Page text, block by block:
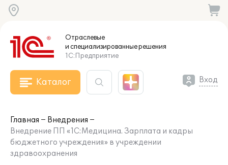
Отраслевые
и специализированныерешения
1С:Предприятие
Каталог Вход
Главная
Внедрения
Внедрение ПП «1С:Медицина. Зарплата и кадры
бюджетного учреждения» в учреждении
здравоохранения